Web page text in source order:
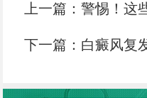
上一篇： 警惕！这
下一篇： 白癜风复